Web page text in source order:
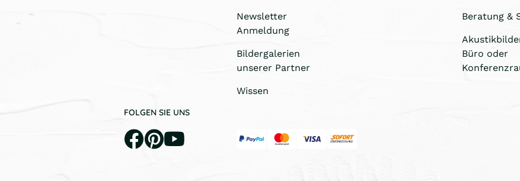
Newsletter
Anmeldung
Bildergalerien
unserer Partner
Wissen
Beratung &
Büro oder
FOLGEN SIE UNS